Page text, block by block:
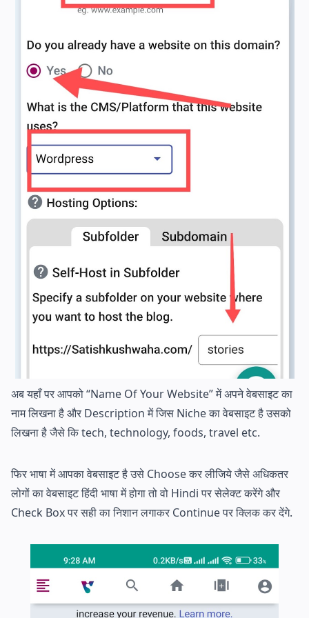
अब यहाँ पर आपको “Name Of Your Website” में अपने वेबसाइट का
नाम लिखना है और Description में जिस Niche का वेबसाइट है उसको
लिखना है जैसे कि tech, technology, foods, travel etc.
फिर भाषा में आपका वेबसाइट है उसे Choose कर लीजिये जैसे अधिकतर
लोगों का वेबसाइट हिंदी भाषा में होगा तो वो Hindi पर सेलेक्ट करेंगे और
Check Box पर सही का निशान लगाकर Continue पर क्लिक कर देंगे.